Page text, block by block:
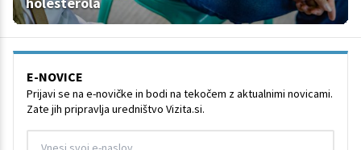
E-NOVICE
Prijavi se na e-novičke in bodi na tekočem z aktualnimi novicami.
Zate jih pripravlja uredništvo Vizita.si.